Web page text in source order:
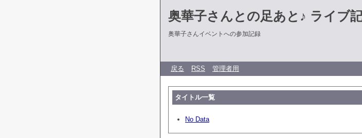
奥華子さんとの足あと♪ ライブ
奥華子さんイベントへの参加記録
戻る RSS 管理者用
タイトル一覧
No Data